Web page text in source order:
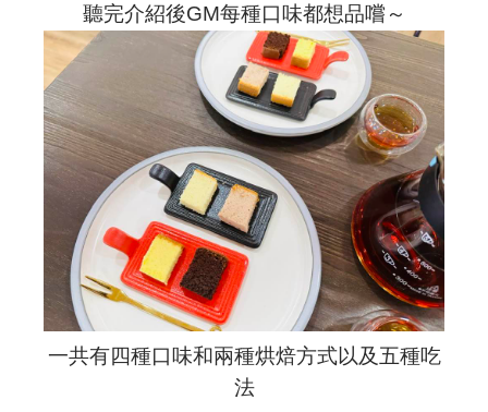
聽完介紹後GM每種口味都想品嚐～
一共有四種口味和兩種烘焙方式以及五種吃
法